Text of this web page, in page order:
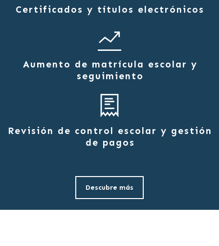
Certificados y títulos electrónicos
Aumento de matrícula escolar y
seguimiento
Revisión de control escolar y gestión
de pagos
Descubre más